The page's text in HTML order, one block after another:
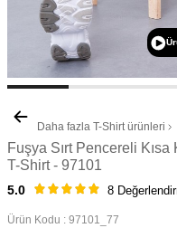
Daha fazla T-Shirtürünleri
Fuşya Sırt Pencereli Kısa
T-Shirt - 97101
5.0 8
Ürün Kodu : 97101_77